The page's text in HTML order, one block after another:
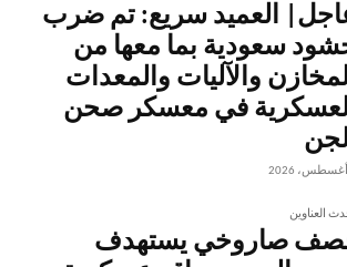
العميد سريع: تم ضرب
سعودية بما معها من
والآليات والمعدات
في معسكر صحن
العناوين
صاروخي يستهدف